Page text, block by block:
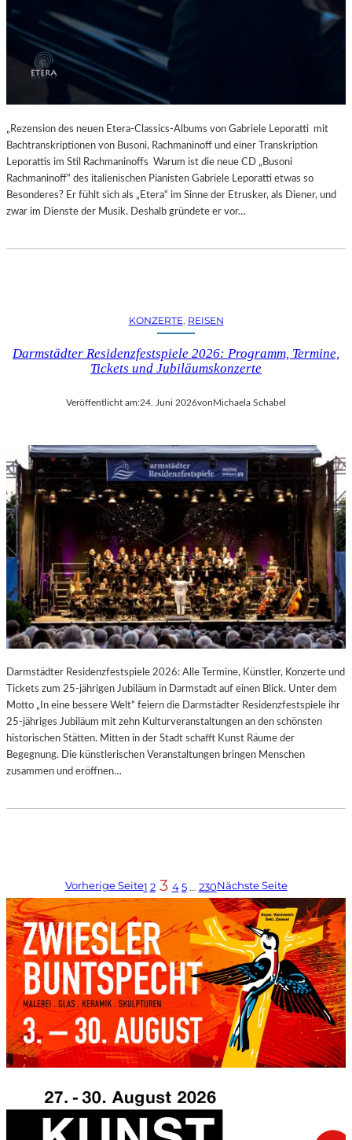
„Rezension des neuen Etera-Classics-Albums von Gabriele Leporatti mit
Bachtranskriptionen von Busoni, Rachmaninoff und einer Transkription
Leporattis im Stil Rachmaninoffs Warum ist die neue CD „Busoni
Rachmaninoff“ des italienischen Pianisten Gabriele Leporatti etwas so
Besonderes? Er fühlt sich als „Etera“ im Sinne der Etrusker, als Diener, und
zwar im Dienste der Musik. Deshalb gründete er vor…
KONZERTE, REISEN
Darmstädter Residenzfestspiele 2026: Programm, Termine,
Tickets und Jubiläumskonzerte
Veröffentlicht am:24. Juni 2026vonMichaela Schabel
Darmstädter Residenzfestspiele 2026: Alle Termine, Künstler, Konzerte und
Tickets zum 25-jährigen Jubiläum in Darmstadt auf einen Blick. Unter dem
Motto „In eine bessere Welt“ feiern die Darmstädter Residenzfestspiele ihr
25-jähriges Jubiläum mit zehn Kulturveranstaltungen an den schönsten
historischen Stätten. Mitten in der Stadt schafft Kunst Räume der
Begegnung. Die künstlerischen Veranstaltungen bringen Menschen
zusammen und eröffnen…
Vorherige Seite1 2 3 4 5 … 230Nächste Seite